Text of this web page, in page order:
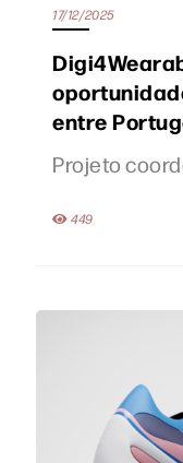
17/12/2025
entre
Projeto
449